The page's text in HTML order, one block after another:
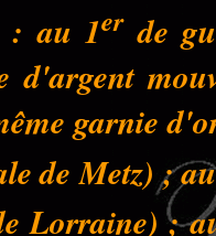
: au 1erde
d'argent
garnie
de Metz) ;
Lorraine) ;